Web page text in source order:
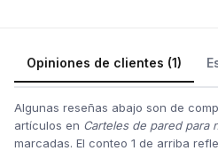
Opiniones de clientes (1)
Algunas reseñas abajo son de
artículos en Carteles de pared para
marcadas. El conteo 1 de arriba